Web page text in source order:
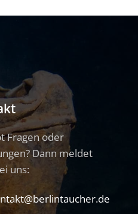
Fragen oder
Dann meldet
uns: